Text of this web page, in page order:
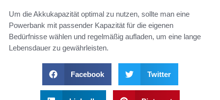
Um die Akkukapazität optimal zu nutzen, sollte man eine
Powerbank mit passender Kapazität für die eigenen
Bedürfnisse wählen und regelmäßig aufladen, um eine lange
Lebensdauer zu gewährleisten.
Facebook Twitter